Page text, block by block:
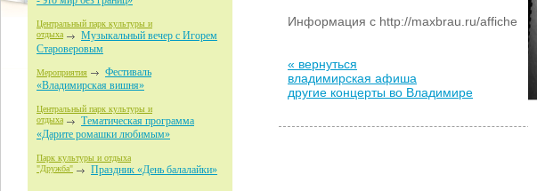
Центральный парк культуры и
отдыха
Музыкальный вечер с Игорем
Староверовым
Мероприятия
Фестиваль
«Владимирская вишня»
Центральный парк культуры и
отдыха
Тематическая программа
«Дарите ромашки любимым»
Парк культуры и отдыха
"Дружба" Праздник «День балалайки»
Информация с http://maxbrau.ru/affiche
« вернуться
владимирская афиша
другие концерты во Владимире